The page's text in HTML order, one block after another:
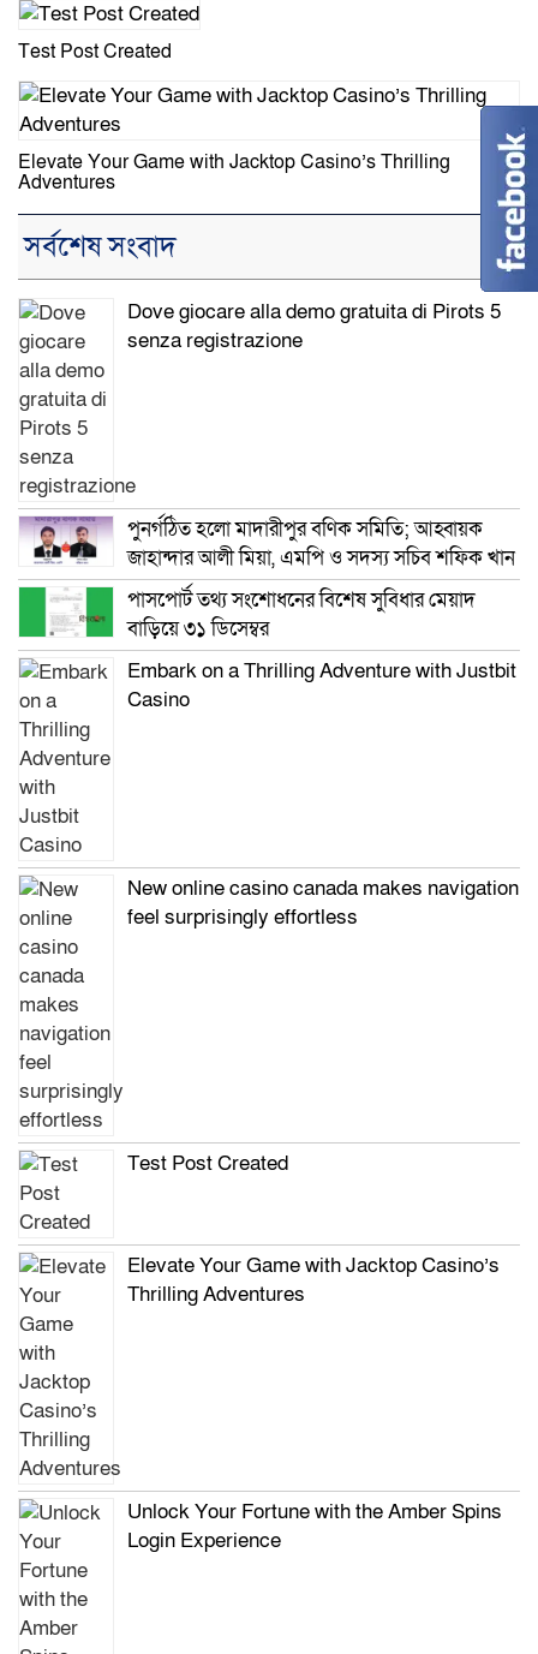
Test Post Created
Elevate Your Game with Jacktop Casino’s Thrilling
Adventures
সর্বশেষ সংবাদ
Dove giocare alla demo gratuita di Pirots 5
senza registrazione
পুনর্গঠিত হলো মাদারীপুর বণিক সমিতি; আহ্বায়ক
জাহান্দার আলী মিয়া, এমপি ও সদস্য সচিব শফিক খান
পাসপোর্ট তথ্য সংশোধনের বিশেষ সুবিধার মেয়াদ
বাড়িয়ে ৩১ ডিসেম্বর
Embark on a Thrilling Adventure with Justbit
Casino
New online casino canada makes navigation
feel surprisingly effortless
Test Post Created
Elevate Your Game with Jacktop Casino’s
Thrilling Adventures
Unlock Your Fortune with the Amber Spins
Login Experience